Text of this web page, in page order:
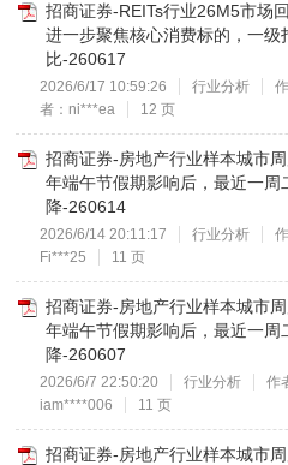
招商证券-REITs行业26M5市场
进一步聚焦核心消费标的，一级
比-260617
2026/6/17 10:59:26 行业分析
者：ni***ea
12 页
招商证券-房地产行业样本城市
年端午节假期影响后，最近一
降-260614
2026/6/14 20:11:17 行业分析
Fi***25
11 页
招商证券-房地产行业样本城市
年端午节假期影响后，最近一周
降-260607
2026/6/7 22:50:20 行业分析 作
iam****006
11 页
招商证券-房地产行业样本城市